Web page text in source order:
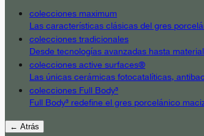
colecciones maximum
Las características clásicas del gres
colecciones tradicionales
Desde tecnologías avanzadas hasta
colecciones active surfaces®
Las únicas cerámicas fotocatalíticas,
colecciones Full Body³
Full Body³ redefine el gres porcelánico
← Atrás